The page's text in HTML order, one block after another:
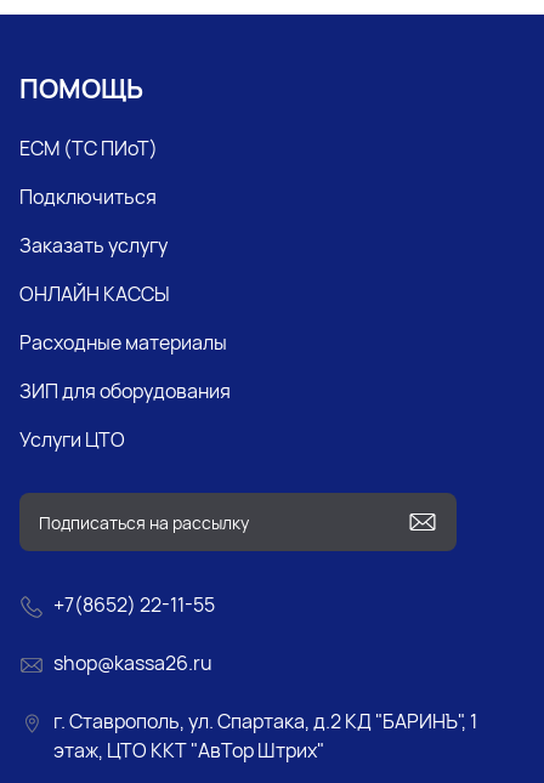
ПОМОЩЬ
ЕСМ (ТС ПИоТ)
Подключиться
Заказать услугу
ОНЛАЙН КАССЫ
Расходные материалы
ЗИП для оборудования
Услуги ЦТО
+7(8652) 22-11-55
shop@kassa26.ru
г. Ставрополь, ул. Спартака, д.2 КД "БАРИНЪ", 1
этаж, ЦТО ККТ "АвТор Штрих"